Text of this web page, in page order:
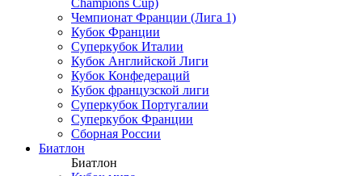
Champions Cup)
Чемпионат Франции (Лига 1)
Кубок Франции
Суперкубок Италии
Кубок Английской Лиги
Кубок Конфедераций
Кубок французской лиги
Суперкубок Португалии
Суперкубок Франции
Сборная России
Биатлон
Биатлон